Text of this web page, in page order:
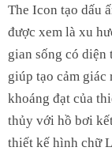
The Icon tạo dấu
được xem là xu
gian sống có
giúp tạo cảm giác
khoáng đạt của
thủy với hồ bơi
thiết kế hình chữ